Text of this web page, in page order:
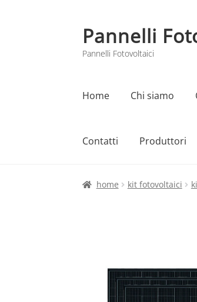
Vai
alla
navigazione
Vai
al
contenuto
Pannelli
Pannelli Fotovoltaici
Home Chi siamo
Contatti Produttori
Home Cart Checkout Chi
home kit fotovoltaici